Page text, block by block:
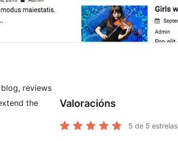
reviews
the
Valoracións
5 de 5 estrelas